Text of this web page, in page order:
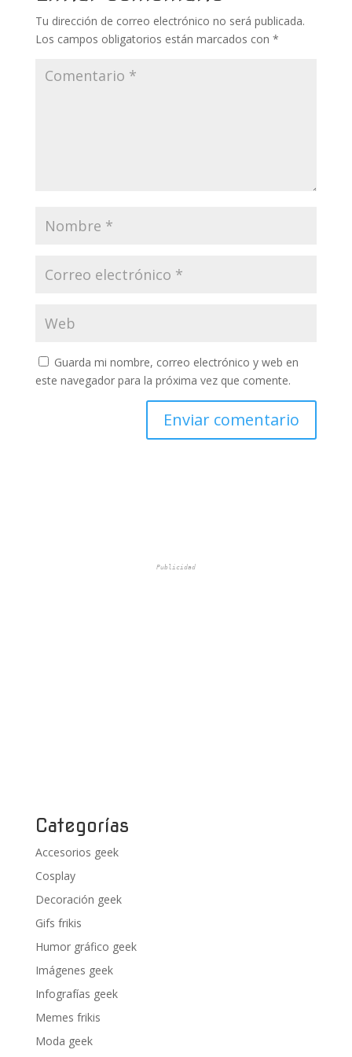
Tu dirección de correo electrónico no será publicada.
Los campos obligatorios están marcados con *
Guarda mi nombre, correo electrónico y web en
este navegador para la próxima vez que comente.
Publicidad
Categorías
Accesorios geek
Cosplay
Decoración geek
Gifs frikis
Humor gráfico geek
Imágenes geek
Infografías geek
Memes frikis
Moda geek